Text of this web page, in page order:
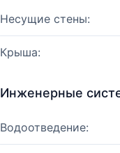
Несущие стены:
Крыша:
Инженерные
Водоотведение: